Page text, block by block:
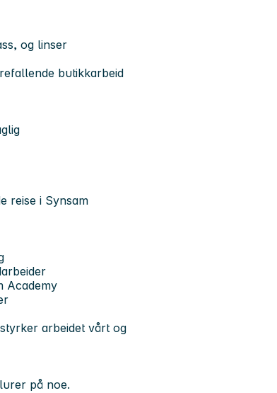
og linser
butikkarbeid
reise i Synsam
Academy
arbeidet vårt og
på noe.